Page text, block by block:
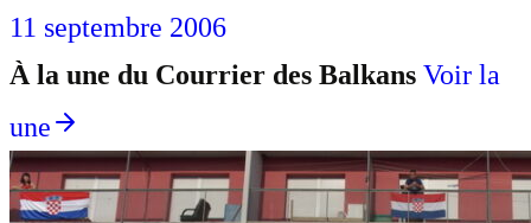
11 septembre 2006
À la une du Courrier des Balkans Voir la
une